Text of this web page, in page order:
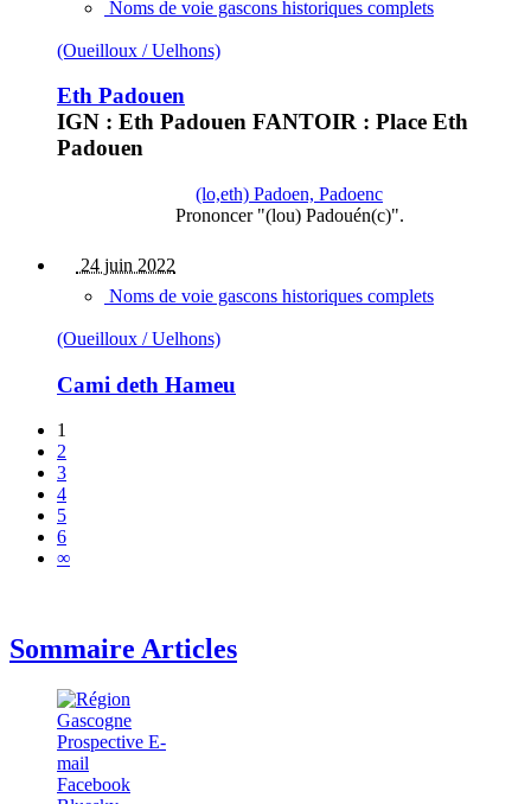
Noms de voie gascons historiques complets
(Oueilloux / Uelhons)
Eth Padouen
IGN : Eth Padouen FANTOIR : Place Eth
Padouen
(lo,eth) Padoen, Padoenc
Prononcer "(lou) Padouén(c)".
24 juin 2022
Noms de voie gascons historiques complets
(Oueilloux / Uelhons)
Cami deth Hameu
1
2
3
4
5
6
∞
Sommaire Articles